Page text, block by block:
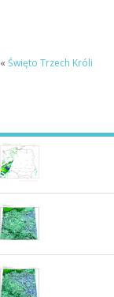
« Święto Trzech Króli